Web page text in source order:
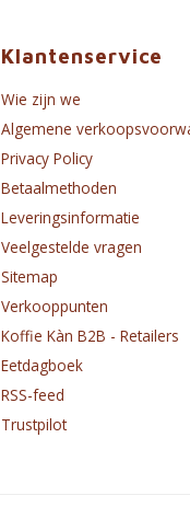
Klantenservice
Wie zijn we
Algemene
Privacy Policy
Betaalmethoden
Leveringsinformatie
Veelgestelde vragen
Sitemap
Verkooppunten
Koffie Kàn B2B - Retailers
Eetdagboek
RSS-feed
Trustpilot